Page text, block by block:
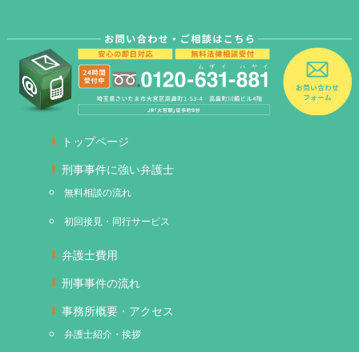
トップページ
刑事事件に強い弁護士
無料相談の流れ
初回接見・同行サービス
弁護士費用
刑事事件の流れ
事務所概要・アクセス
弁護士紹介・挨拶